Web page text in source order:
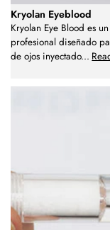
Kryolan Eyeblood
Kryolan Eye Blood es
profesional diseñado
de ojos inyectado...